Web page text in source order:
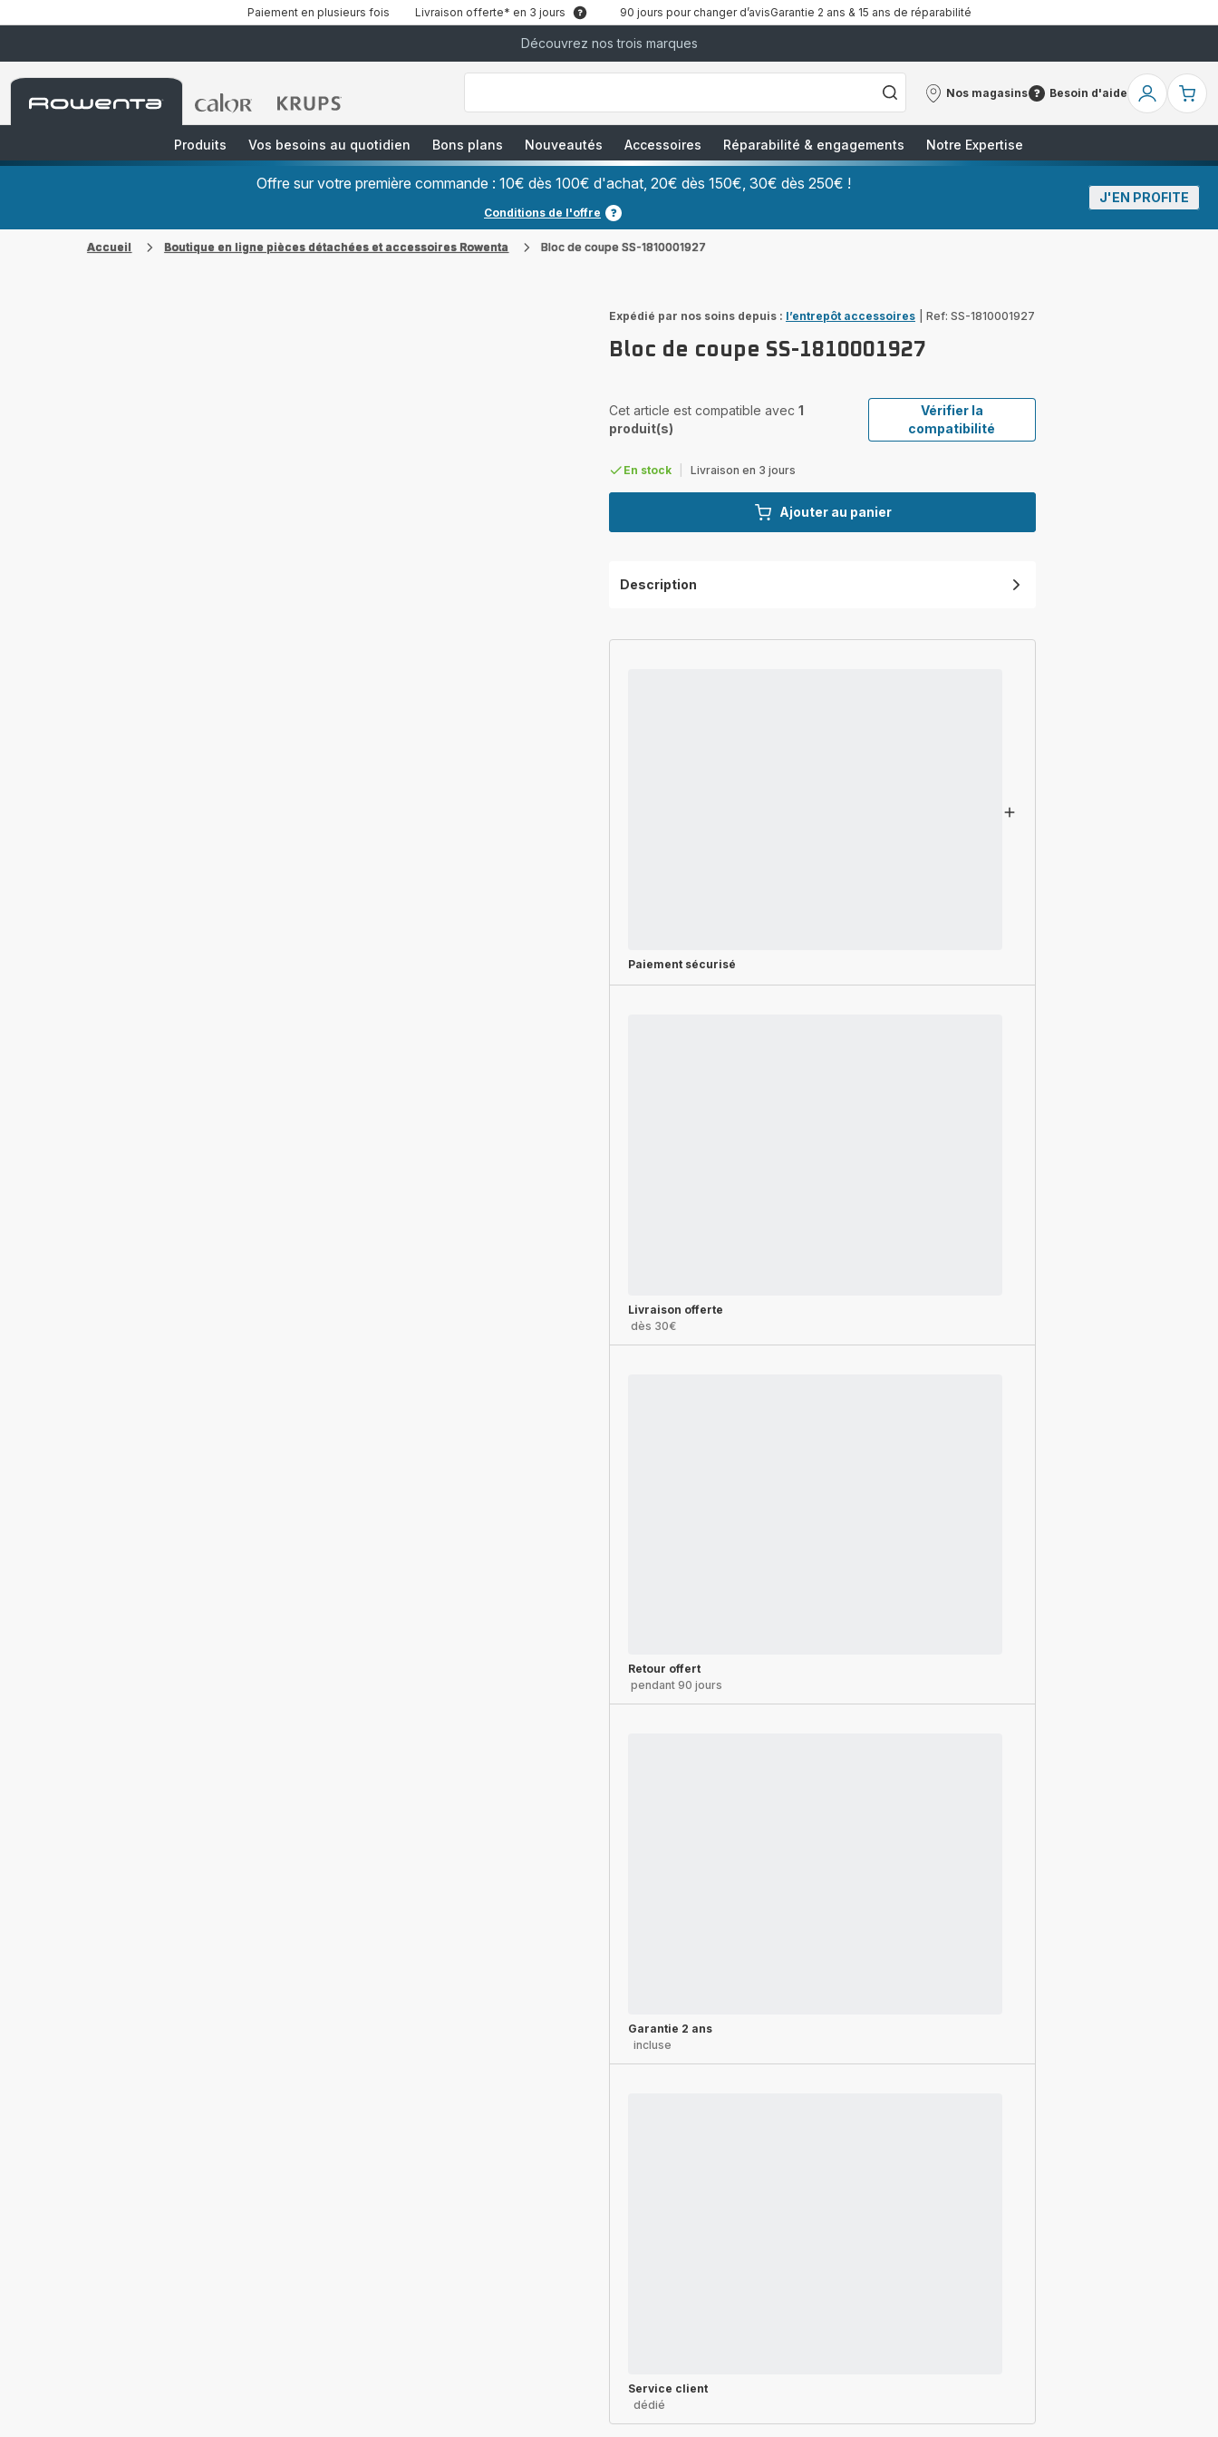
Paiement en plusieurs fois Livraison offerte* en 3 jours 90 jours pour changer d’avisGarantie 2 ans & 15 ans de réparabilité
Découvrez nos trois marques
Accueil
Rowenta
Accueil
Accueil
["Que
recherchez-
Café
Grains","Centrales
Vapeurs","Sèche
Nos magasins
Nos
Besoin d'aide
Besoin
Mon
Produits
Vos besoins au quotidien Bons plans Nouveautés Accessoires Réparabilité & engagements Notre Expertise
Offre sur votre première commande : 10€ dès 100€ d'achat, 20€ dès 150€, 30€ dès 250€ !
Conditions de l'offre
J'EN PROFITE
Accueil Boutique en ligne pièces détachées et accessoires Rowenta Bloc de coupe SS-1810001927
Expédié par nos soins depuis : l’entrepôt accessoires Ref: SS-1810001927
Bloc de coupe SS-1810001927
Cet article est compatible avec 1
produit(s)
Vérifier la
compatibilité
En stock Livraison en 3 jours
Ajouter au panier
Description
Paiement sécurisé
Livraison offerte
dès 30€
Retour offert
pendant 90 jours
Garantie 2 ans
incluse
Service client
dédié